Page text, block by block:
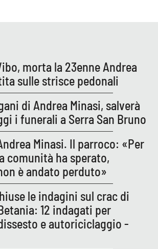
morta la 23enne Andrea
sulle strisce pedonali
di Andrea Minasi, salverà
i funerali a Serra San Bruno
Minasi. Il parroco: «Per
comunità ha sperato,
è andato perduto»
le indagini sul crac di
12 indagati per
e autoriciclaggio -